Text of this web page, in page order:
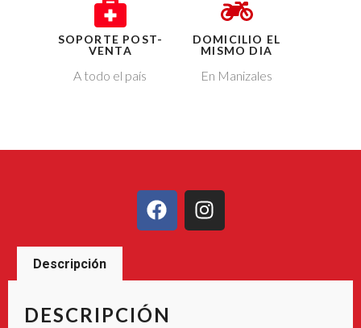
SOPORTE POST-
VENTA
A todo el país
DOMICILIO EL
MISMO DIA
En Manizales
Descripción
DESCRIPCIÓN